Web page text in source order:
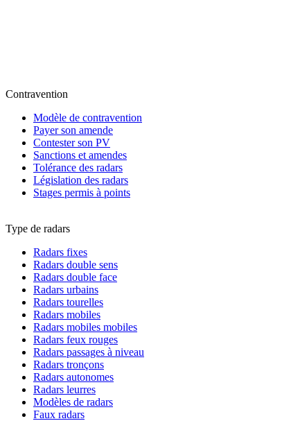
Contravention
Modèle de contravention
Payer son amende
Contester son PV
Sanctions et amendes
Tolérance des radars
Législation des radars
Stages permis à points
Type de radars
Radars fixes
Radars double sens
Radars double face
Radars urbains
Radars tourelles
Radars mobiles
Radars mobiles mobiles
Radars feux rouges
Radars passages à niveau
Radars tronçons
Radars autonomes
Radars leurres
Modèles de radars
Faux radars